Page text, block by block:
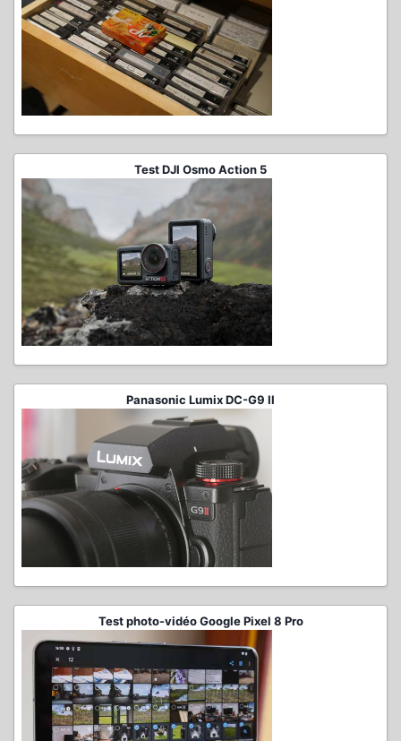
Test DJI Osmo Action 5
Panasonic Lumix DC-G9 II
Test photo-vidéo Google Pixel 8 Pro